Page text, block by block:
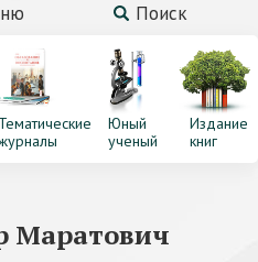
Поиск
Тематические
Юный
ученый
Издание
книг
Маратович